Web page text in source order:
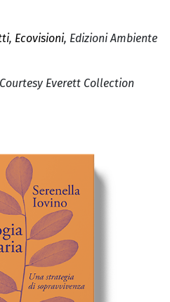
, Ecovisioni, Edizioni Ambiente
Everett Collection